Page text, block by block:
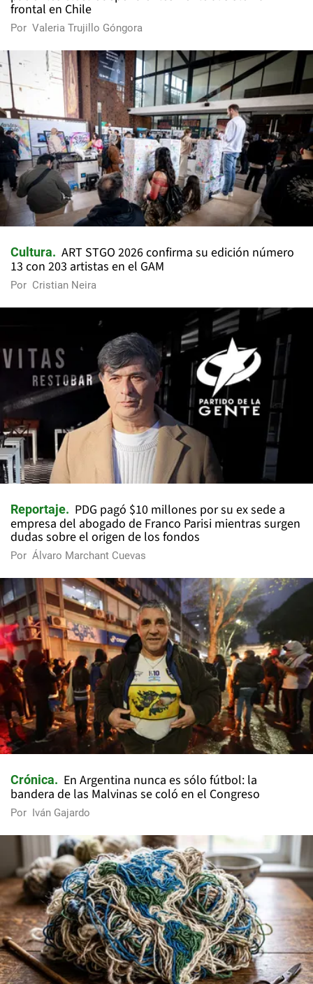
frontal en Chile
Por Valeria Trujillo Góngora
Cultura
ART STGO 2026 confirma su edición número
13 con 203 artistas en el GAM
Por Cristian Neira
Reportaje
PDG pagó $10 millones por su ex sede a
empresa del abogado de Franco Parisi mientras surgen
dudas sobre el origen de los fondos
Por Álvaro Marchant Cuevas
Crónica
En Argentina nunca es sólo fútbol: la
bandera de las Malvinas se coló en el Congreso
Por Iván Gajardo